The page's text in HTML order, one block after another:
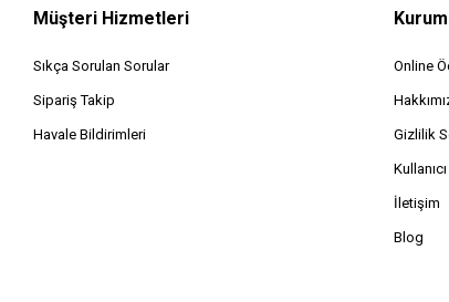
Müşteri Hizmetleri
Sıkça Sorulan Sorular
Sipariş Takip
Havale Bildirimleri
Online
Gizlilik
İletişim
Blog